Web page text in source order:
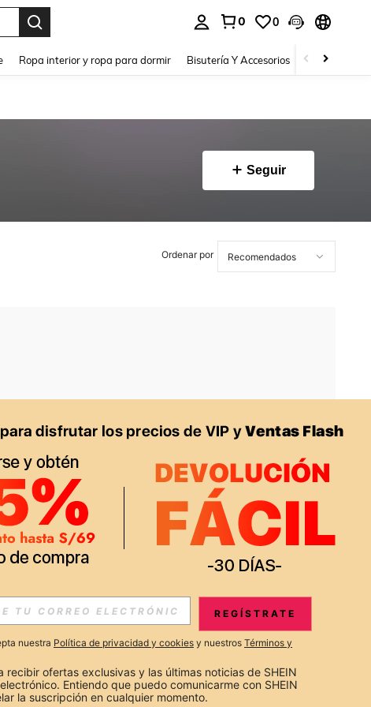
0 0
Ropa interior y ropa para dormir Bisutería Y Accesorios Zapatos
Seguir
Ordenar por
APP
EXCLUSIVAS, PROMOCIONES Y NOTICIAS DE SHEIN
Suscribir
REGÍSTRATE
nuestra Política de privacidad y cookies y nuestros Términos y
recibir ofertas exclusivas y las últimas noticias de SHEIN
Entiendo que puedo comunicarme con SHEIN
la suscripción en cualquier momento.